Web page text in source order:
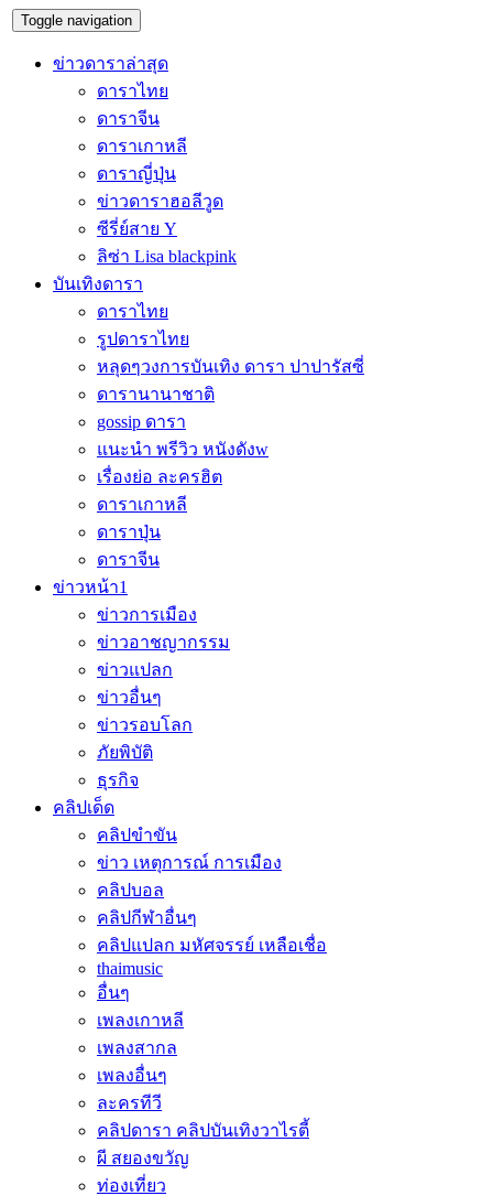
Toggle navigation
ข่าวดาราล่าสุด
ดาราไทย
ดาราจีน
ดาราเกาหลี
ดาราญี่ปุ่น
ข่าวดาราฮอลีวูด
ซีรี่ย์สาย Y
ลิซ่า Lisa blackpink
บันเทิงดารา
ดาราไทย
รูปดาราไทย
หลุดๆวงการบันเทิง ดารา ปาปารัสซี่
ดารานานาชาติ
gossip ดารา
แนะนำ พรีวิว หนังดังw
เรื่องย่อ ละครฮิต
ดาราเกาหลี
ดาราปุ่น
ดาราจีน
ข่าวหน้า1
ข่าวการเมือง
ข่าวอาชญากรรม
ข่าวแปลก
ข่าวอื่นๆ
ข่าวรอบโลก
ภัยพิบัติ
ธุรกิจ
คลิปเด็ด
คลิปขำขัน
ข่าว เหตุการณ์ การเมือง
คลิปบอล
คลิปกีฬาอื่นๆ
คลิปแปลก มหัศจรรย์ เหลือเชื่อ
thaimusic
อื่นๆ
เพลงเกาหลี
เพลงสากล
เพลงอื่นๆ
ละครทีวี
คลิปดารา คลิปบันเทิงวาไรตี้
ผี สยองขวัญ
ท่องเที่ยว